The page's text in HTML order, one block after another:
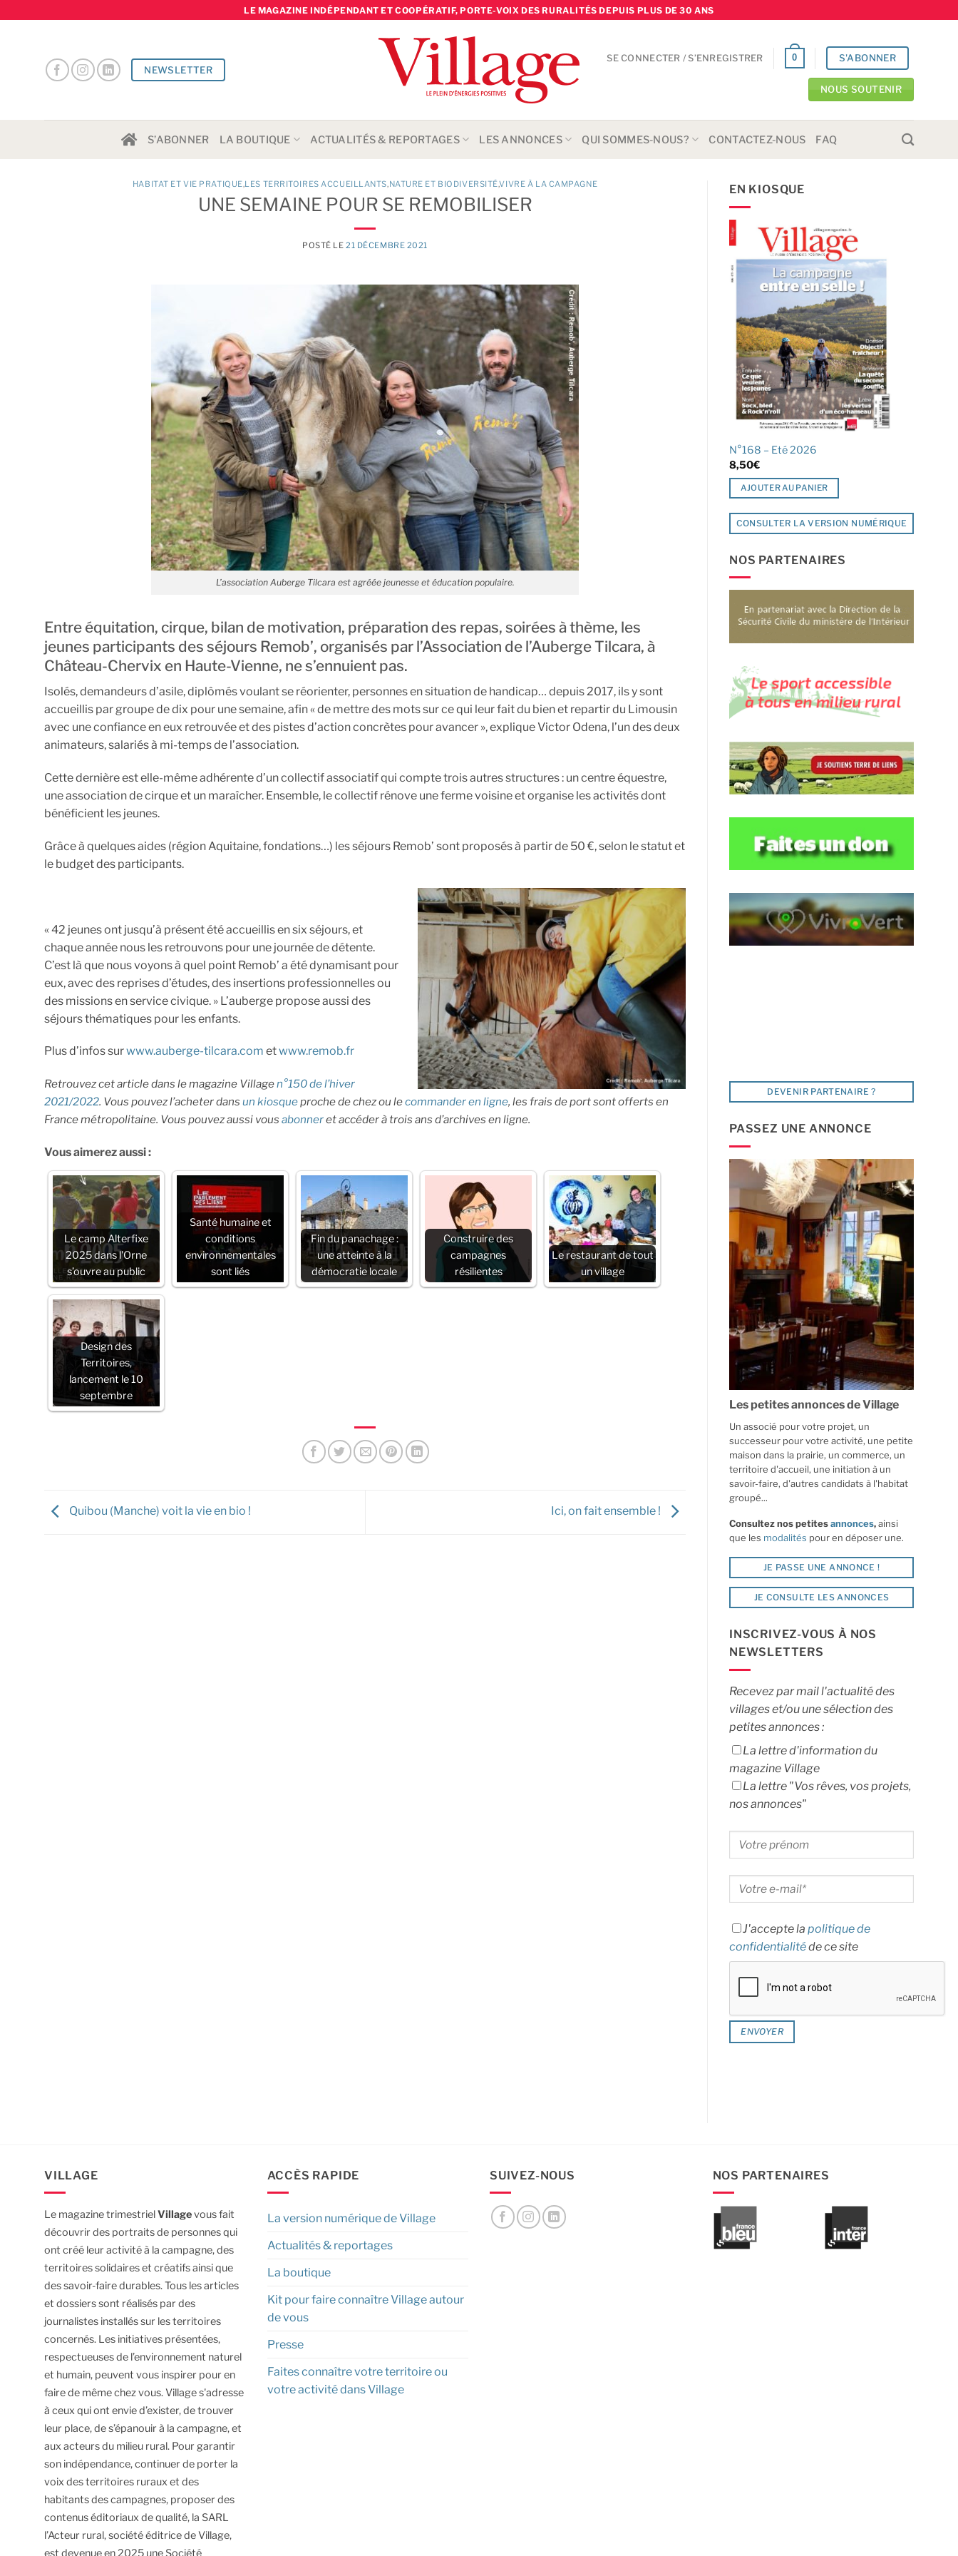
LE MAGAZINE INDÉPENDANT ET COOPÉRATIF, PORTE-VOIX DES RURALITÉS DEPUIS PLUS DE 30 ANS
NEWSLETTER
SE CONNECTER / S’ENREGISTRER 0 S'ABONNER
NOUS SOUTENIR
S’ABONNER LA BOUTIQUE ACTUALITÉS & REPORTAGES LES ANNONCES QUI SOMMES-NOUS? CONTACTEZ-NOUS FAQ
HABITAT ET VIE PRATIQUE,LES TERRITOIRES ACCUEILLANTS,NATURE ET BIODIVERSITÉ,VIVRE À LA CAMPAGNE
UNE SEMAINE POUR SE REMOBILISER
POSTÉ LE21 DÉCEMBRE 2021
L’association Auberge Tilcara est agréée jeunesse et éducation populaire.
Entre équitation, cirque, bilan de motivation, préparation des repas, soirées à thème, les
jeunes participants des séjours Remob’, organisés par l’Association de l’Auberge Tilcara, à
Château-Chervix en Haute-Vienne, ne s’ennuient pas.
Isolés, demandeurs d’asile, diplômés voulant se réorienter, personnes en situation de handicap… depuis 2017, ils y sont
accueillis par groupe de dix pour une semaine, afin « de mettre des mots sur ce qui leur fait du bien et repartir du Limousin
avec une confiance en eux retrouvée et des pistes d’action concrètes pour avancer », explique Victor Odena, l’un des deux
animateurs, salariés à mi-temps de l’association.
Cette dernière est elle-même adhérente d’un collectif associatif qui compte trois autres structures : un centre équestre,
une association de cirque et un maraîcher. Ensemble, le collectif rénove une ferme voisine et organise les activités dont
bénéficient les jeunes.
Grâce à quelques aides (région Aquitaine, fondations…) les séjours Remob’ sont proposés à partir de 50 €, selon le statut et
le budget des participants.
« 42 jeunes ont jusqu’à présent été accueillis en six séjours, et
chaque année nous les retrouvons pour une journée de détente.
C’est là que nous voyons à quel point Remob’ a été dynamisant pour
eux, avec des reprises d’études, des insertions professionnelles ou
des missions en service civique. » L’auberge propose aussi des
séjours thématiques pour les enfants.
Plus d’infos surwww.auberge-tilcara.com etwww.remob.fr
Retrouvez cet article dans le magazine Villagen°150 de l’hiver
2021/2022. Vous pouvez l’acheter dans un kiosqueproche de chez ou lecommander en ligne, les frais de port sont offerts en
France métropolitaine. Vous pouvez aussi vous abonneret accéderà trois ans d’archives en ligne.
Vous aimerez aussi :
Le camp Alterfixe
2025 dans l'Orne
s’ouvre au public
Santé humaine et
conditions
environnementales
sont liés
Fin du panachage :
une atteinte à la
démocratie locale
Construire des
campagnes
résilientes
Le restaurant de tout
un village
Design des
Territoires,
lancement le 10
septembre
Quibou (Manche) voit la vie en bio ! Ici, on fait ensemble !
EN KIOSQUE
N°168 – Eté 2026
8,50€
AJOUTER AU PANIER
CONSULTER LA VERSION NUMÉRIQUE
NOS PARTENAIRES
DEVENIR PARTENAIRE ?
PASSEZ UNE ANNONCE
Les petites annonces de Village
Un associé pour votre projet, un
successeur pour votre activité, une petite
maison dans la prairie, un commerce, un
territoire d'accueil, une initiation à un
savoir-faire, d'autres candidats à l'habitat
groupé...
Consultez nos petitesannonces,ainsi
que les modalités pour en déposer une.
JE PASSE UNE ANNONCE !
JE CONSULTE LES ANNONCES
INSCRIVEZ-VOUS À NOS
NEWSLETTERS
Recevez par mail l'actualité des
villages et/ou une sélection des
petites annonces :
La lettre d'information du
magazine Village
La lettre "Vos rêves, vos projets,
nos annonces"
J'accepte la politique de
confidentialitéde ce site
VILLAGE
Le magazine trimestrielVillagevous fait
découvrir des portraits de personnes qui
ont créé leur activité à la campagne, des
territoires solidaires et créatifs ainsi que
des savoir-faire durables.Tous les articles
et dossiers sont réalisés par des
journalistes installés sur les territoires
concernés. Les initiatives présentées,
respectueuses de l’environnement naturel
et humain, peuvent vous inspirer pour en
faire de même chez vous.Village s'adresse
à ceux qui ont envie d’exister, de trouver
leur place, de s’épanouir à la campagne, et
aux acteurs du milieu rural. Pour garantir
son indépendance, continuer de porter la
voix des territoires ruraux et des
habitants des campagnes, proposer des
contenus éditoriaux de qualité, la SARL
l’Acteur rural, société éditrice de Village,
est devenue en 2025 une Société
ACCÈS RAPIDE
La version numérique de Village
Actualités & reportages
La boutique
Kit pour faire connaître Village autour
de vous
Presse
Faites connaître votre territoire ou
votre activité dans Village
SUIVEZ-NOUS NOS PARTENAIRES